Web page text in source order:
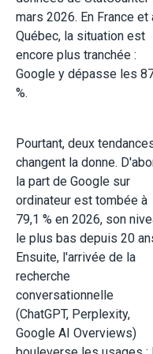
mars 2026. En France et
Québec, la situation est
encore plus tranchée :
Google y dépasse les
%.
Pourtant, deux
changent la donne.
la part de Google sur
ordinateur est tombée à
79,1 % en 2026, son
le plus bas depuis 20
Ensuite, l'arrivée de la
recherche
conversationnelle
(ChatGPT, Perplexity,
Google AI Overviews)